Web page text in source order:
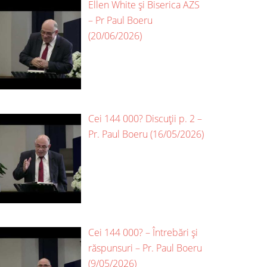
Ellen White și Biserica AZS
– Pr Paul Boeru
(20/06/2026)
Cei 144 000? Discuții p. 2 –
Pr. Paul Boeru (16/05/2026)
Cei 144 000? – Întrebări și
răspunsuri – Pr. Paul Boeru
(9/05/2026)